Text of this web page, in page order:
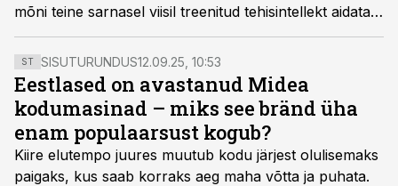
mõni teine sarnasel viisil treenitud tehisintellekt aidata
meid võitluses netikuritegevusega.
ST SISUTURUNDUS12.09.25, 10:53
Eestlased on avastanud Midea
kodumasinad – miks see bränd üha
enam populaarsust kogub?
Kiire elutempo juures muutub kodu järjest olulisemaks
paigaks, kus saab korraks aeg maha võtta ja puhata.